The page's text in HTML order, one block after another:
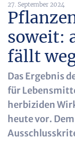
27. September 2024
soweit:
fällt
Das Ergebnis
für
herbiziden
heute vor.